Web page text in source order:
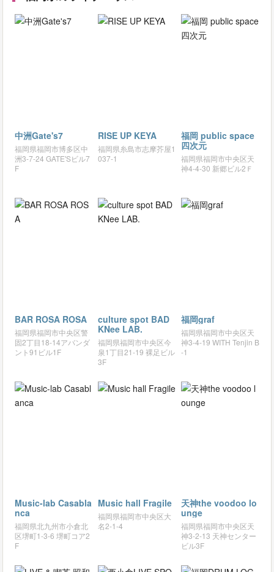
中洲Gate's7
福岡県福岡市博多区中
洲3-7-24 GATE'Sビル7
F
RISE UP KEYA
福岡県糸島市志摩芥屋1
037-1
福岡 public space
四次元
福岡県福岡市中央区天
神4-4-30 新郷ビル2Ｆ
BAR ROSA ROSA
福岡県福岡市中央区警
固2丁目18-14アバンダ
ント91ビル1F
culture spot BAD
KNee LAB.
福岡県福岡市中央区今
泉1丁目21-19 裸足ビル
3F
福岡graf
福岡県福岡市中央区天
神3-4-19 WITH Tenjin B
-1
Music-lab Casabla
nca
福岡県北九州市小倉北
区堺町1-3-6 堺町コア2
F
Music hall Fragile
福岡県福岡市中央区大
名2-1-4
天神the voodoo lo
unge
福岡県福岡市中央区天
神3-2-13 天神センター
ビル3F